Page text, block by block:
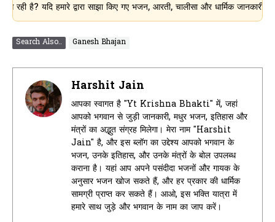
हमारे द्वारा साझा किए गए भजन, आरती, चालीसा और धार्मिक जानकारी
Search Also.. Ganesh Bhajan
Harshit Jain
आपका स्वागत है "Yt Krishna Bhakti" में, जहां
आपको भगवान से जुड़ी जानकारी, मधुर भजन, इतिहास और
मंत्रों का अद्भुत संग्रह मिलेगा। मेरा नाम "Harshit
Jain" है, और इस ब्लॉग का उद्देश्य आपको भगवान के
भजन, उनके इतिहास, और उनके मंत्रों के बोल उपलब्ध
कराना है। यहां आप अपने पसंदीदा भजनों और गायक के
अनुसार भजन खोज सकते हैं, और हर प्रकार की धार्मिक
सामग्री प्राप्त कर सकते हैं। आओ, इस भक्ति यात्रा में
हमारे साथ जुड़े और भगवान के नाम का जाप करें।